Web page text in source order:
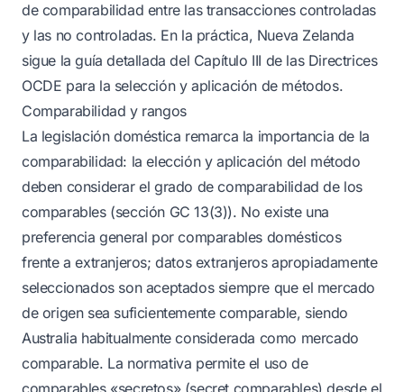
de comparabilidad entre las transacciones controladas
y las no controladas. En la práctica, Nueva Zelanda
sigue la guía detallada del Capítulo III de las Directrices
OCDE para la selección y aplicación de métodos.
Comparabilidad y rangos
La legislación doméstica remarca la importancia de la
comparabilidad: la elección y aplicación del método
deben considerar el grado de comparabilidad de los
comparables (sección GC 13(3)). No existe una
preferencia general por comparables domésticos
frente a extranjeros; datos extranjeros apropiadamente
seleccionados son aceptados siempre que el mercado
de origen sea suficientemente comparable, siendo
Australia habitualmente considerada como mercado
comparable. La normativa permite el uso de
comparables «secretos» (secret comparables) desde el